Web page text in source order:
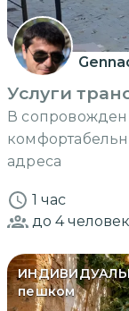
Услуги
В
адреса
1 час
до 4человек
пешком